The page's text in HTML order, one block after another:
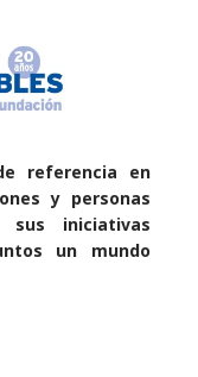
referencia en
y personas
iniciativas
un mundo